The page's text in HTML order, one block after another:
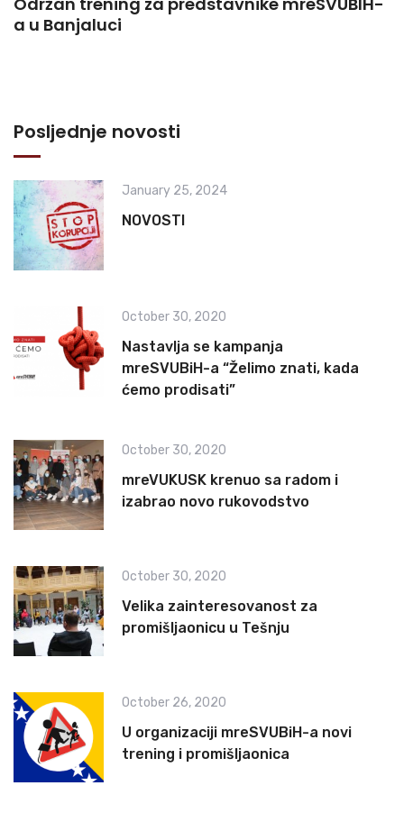
a u Banjaluci
Posljednje novosti
January 25, 2024
NOVOSTI
October 30, 2020
Nastavlja se kampanja
mreSVUBiH-a “Želimo znati, kada
ćemo prodisati”
October 30, 2020
mreVUKUSK krenuo sa radom i
izabrao novo rukovodstvo
October 30, 2020
Velika zainteresovanost za
promišljaonicu u Tešnju
October 26, 2020
U organizaciji mreSVUBiH-a novi
trening i promišljaonica